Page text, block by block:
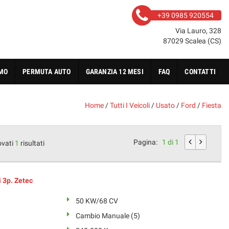
+39 0985 920554
Via Lauro, 328
87029 Scalea (CS)
PERMUTA AUTO GARANZIA 12 MESI FAQ CONTATTI
Home /Tutti I Veicoli / Usato / Ford / Fiesta
1 risultati Pagina: 1 di 1
3p. Zetec
50 KW/68 CV
Cambio Manuale (5)